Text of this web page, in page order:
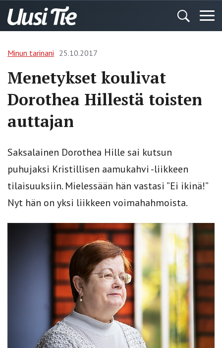
Minun tarinani 25.10.2017
Menetykset koulivat
Dorothea Hillestä toisten
auttajan
Saksalainen Dorothea Hille sai kutsun
puhujaksi Kristillisen aamu­kahvi -liikkeen
tilaisuuksiin. Mielessään hän vastasi ”Ei ikinä!”
Nyt hän on yksi liikkeen voimahahmoista.